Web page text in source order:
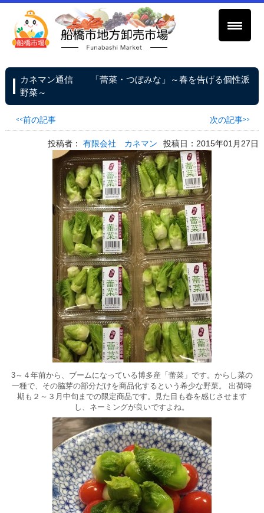
カネマン通信 「蕾菜・つぼみな」～春を告げる個性派
野菜～
<<前の記事 次の記事>>
投稿者：有限会社 カネマン 投稿日：2015年01月27日
3～４年前から、ブームになっている博多産「蕾菜」です。からし菜の
一種で、その脇芽の部分だけを商品化するという希少な野菜。 出荷時
期も２～３月中旬までの限定商品です。見た目も春を感じさせます
し、ネーミングが良いですよね。